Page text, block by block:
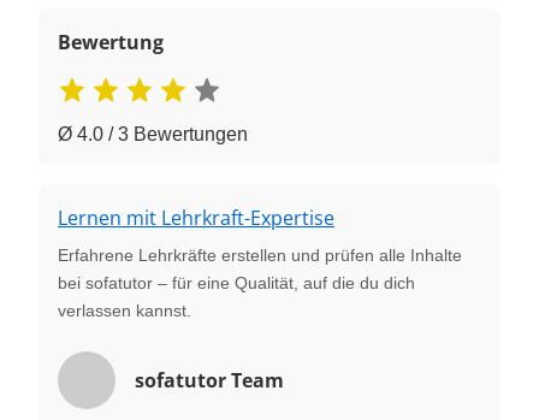
Bewertung
Ø 4.0 / 3 Bewertungen
Lernen mit Lehrkraft-Expertise
Erfahrene Lehrkräfte erstellen und prüfen alle Inhalte
bei sofatutor – für eine Qualität, auf die du dich
verlassen kannst.
sofatutor Team